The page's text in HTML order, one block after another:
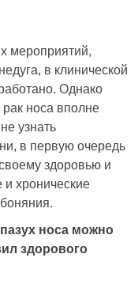
мероприятий,
в клинической
Однако
рак носа вполне
узнать
в первую очередь
здоровью и
и хронические
носа можно
здорового